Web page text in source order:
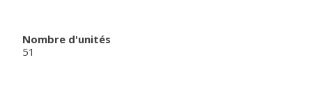
Nombre d'unités
51